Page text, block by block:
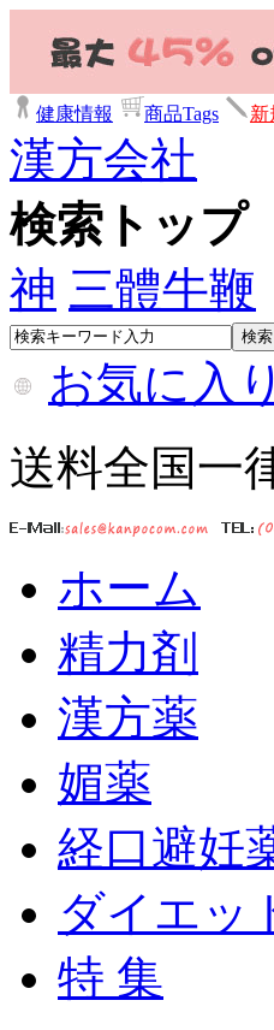
健康情報 商品Tags 新
漢方会社
検索トップ
神 三體牛鞭
お気に入
送料全国一
ホーム
精力剤
漢方薬
媚薬
経口避妊
ダイエッ
特 集